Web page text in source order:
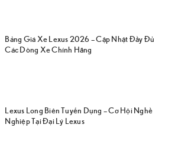
Bảng Giá Xe Lexus 2026 – Cập Nhật Đầy Đủ
Các Dòng Xe Chính Hãng
Lexus Long Biên Tuyển Dụng – Cơ Hội Nghề
Nghiệp Tại Đại Lý Lexus